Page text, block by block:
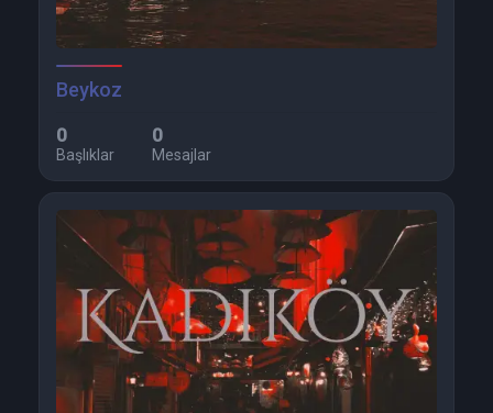
Beykoz
0
Başlıklar
0
Mesajlar